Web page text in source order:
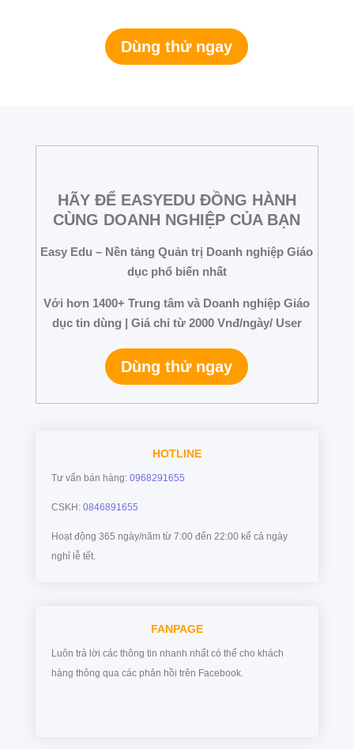
Dùng thử ngay
HÃY ĐỂ EASYEDU ĐỒNG HÀNH
CÙNG DOANH NGHIỆP CỦA BẠN
Easy Edu – Nền tảng Quản trị Doanh nghiệp Giáo
dục phổ biến nhất
Với hơn 1400+ Trung tâm và Doanh nghiệp Giáo
dục tin dùng | Giá chỉ từ 2000 Vnđ/ngày/ User
Dùng thử ngay
HOTLINE
Tư vấn bán hàng: 0968291655
CSKH: 0846891655
Hoạt động 365 ngày/năm từ 7:00 đến 22:00 kể cả ngày
nghỉ lễ tết.
FANPAGE
Luôn trả lời các thông tin nhanh nhất có thể cho khách
hàng thông qua các phản hồi trên Facebook.